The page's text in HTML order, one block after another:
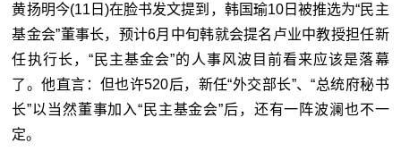
黄扬明今(11日)在脸书发文提到，韩国瑜10日被推选为“民主
基金会”董事长，预计6月中旬韩就会提名卢业中教授担任新
任执行长，“民主基金会”的人事风波目前看来应该是落幕
了。他直言：但也许520后，新任“外交部长”、“总统府秘书
长”以当然董事加入“民主基金会”后，还有一阵波澜也不一
定。